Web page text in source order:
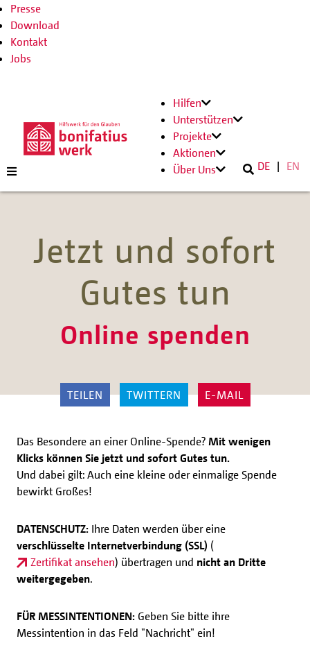
Presse
Download
Kontakt
Jobs
Hilfen
Unterstützen
Projekte
Aktionen
Über Uns
DE EN
Jetzt und sofort
Gutes tun
Online spenden
TEILEN TWITTERN E-MAIL
Das Besondere an einer Online-Spende? Mit wenigen
Klicks können Sie jetzt und sofort Gutes tun.
Und dabei gilt: Auch eine kleine oder einmalige Spende
bewirkt Großes!
DATENSCHUTZ: Ihre Daten werden über eine
verschlüsselte Internetverbindung (SSL) (
Zertifikat ansehen) übertragen und nicht an Dritte
weitergegeben.
FÜR MESSINTENTIONEN: Geben Sie bitte ihre
Messintention in das Feld "Nachricht" ein!